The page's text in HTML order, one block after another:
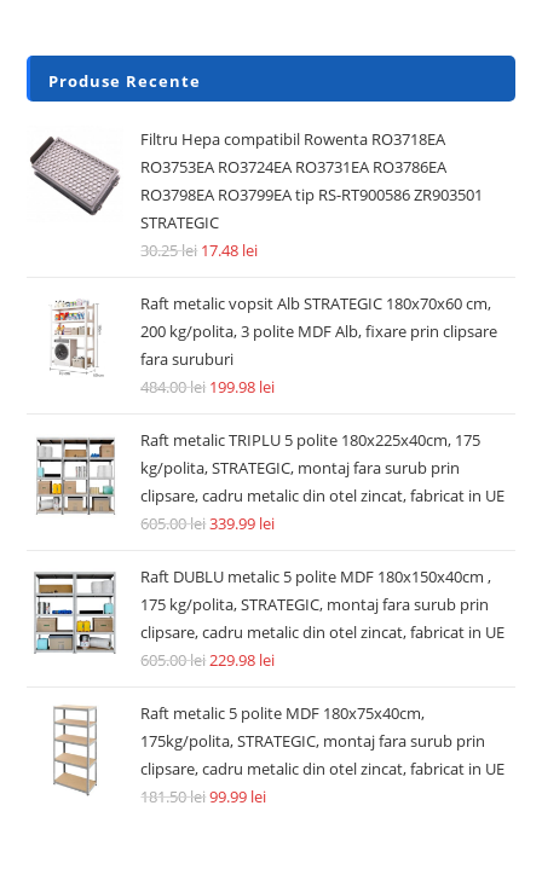
Produse Recente
Filtru Hepa compatibil Rowenta RO3718EA
RO3753EA RO3724EA RO3731EA RO3786EA
RO3798EA RO3799EA tip RS-RT900586 ZR903501
STRATEGIC
30.25lei 17.48 lei
Raft metalic vopsit Alb STRATEGIC 180x70x60 cm,
200 kg/polita, 3 polite MDF Alb, fixare prin clipsare
fara suruburi
484.00lei 199.98 lei
Raft metalic TRIPLU 5 polite 180x225x40cm, 175
kg/polita, STRATEGIC, montaj fara surub prin
clipsare, cadru metalic din otel zincat, fabricat in UE
605.00lei339.99 lei
Raft DUBLU metalic 5 polite MDF 180x150x40cm ,
175 kg/polita, STRATEGIC, montaj fara surub prin
clipsare, cadru metalic din otel zincat, fabricat in UE
605.00lei229.98 lei
Raft metalic 5 polite MDF 180x75x40cm,
175kg/polita, STRATEGIC, montaj fara surub prin
clipsare, cadru metalic din otel zincat, fabricat in UE
181.50lei99.99 lei